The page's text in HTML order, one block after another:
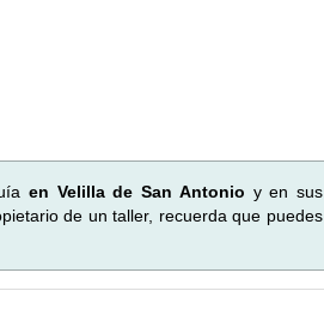
en Velilla de San Antonio y en sus
de un taller, recuerda que puedes